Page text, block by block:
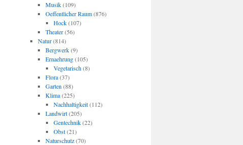
Musik(109)
Oeffentlicher Raum(876)
Hock(107)
Theater(56)
Natur(814)
Bergwerk(9)
Ernaehrung(105)
Vegetarisch(8)
Flora(37)
Garten (88)
Klima(225)
Nachhaltigkeit(112)
Landwirt(205)
Gentechnik(22)
Obst(21)
Naturschutz(70)